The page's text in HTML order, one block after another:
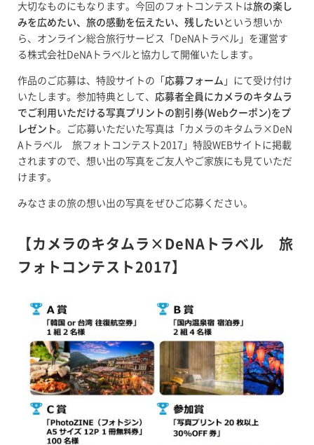
大切なものにもなります。今回のフォトコンテストは旅の楽し
みを広めたい、旅の感動を伝えたい、残したい という想いか
ら、オンライン総合旅行サービス「DeNAトラベル」を運営す
る株式会社DeNAトラベルと協力して開催いたします。
作品のご応募は、特設サイトの「 応募フォーム 」にて受け付け
いたします。参加特典として、 応募者全員にカメラのキタムラ
でご利用いただける写真プリントの割引券(Webクーポン)をプ
レゼント。ご応募いただいた写真は「カメラのキタムラ×DeN
Aトラベル 旅フォトコンテスト2017」特設WEBサイトに掲載
されますので、想い出の写真をご友人やご家族にも見ていただ
けます。
みなさまの旅の想い出の写真をぜひご応募ください。
【カメラのキタムラ×DeNAトラベル 旅
フォトコンテスト2017】